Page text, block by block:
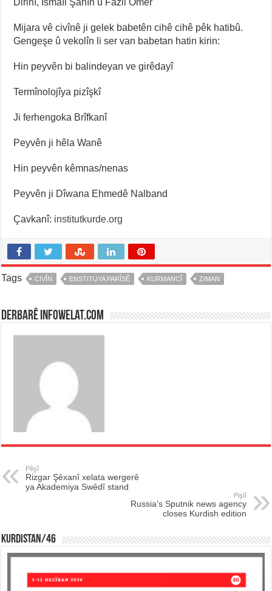
Dirihî, Îsmaîl Şahîn û Fazil Omer
Mijara vê civînê ji gelek babetên cihê cihê pêk hatibû.
Gengeşe û vekolîn li ser van babetan hatin kirin:
Hin peyvên bi balindeyan ve girêdayî
Termînolojîya pizîşkî
Ji ferhengoka Brîfkanî
Peyvên ji hêla Wanê
Hin peyvên kêmnas/nenas
Peyvên ji Dîwana Ehmedê Nalband
Çavkanî: institutkurde.org
Tags CIVÎN ENSTITUYA PARÎSÊ KURMANCÎ ZIMAN
Derbarê infowelat.com
Pêşî
Rizgar Şêxanî xelata wergerê
ya Akademiya Swêdî stand
Piştî
Russia’s Sputnik news agency
closes Kurdish edition
KURDISTAN/46